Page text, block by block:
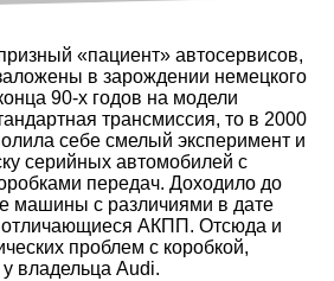
«пациент» автосервисов,
в зарождении немецкого
90-х годов на модели
трансмиссия, то в 2000
себе смелый эксперимент и
серийных автомобилей с
передач. Доходило до
машины с различиями в дате
отличающиеся АКПП. Отсюда и
проблем с коробкой,
владельца Audi.